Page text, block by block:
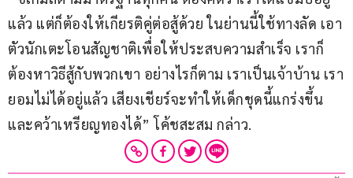
แล้ว แต่ก็ต้องให้เกียรติคู่ต่อสู้ด้วย ในย่านนี้ใช้ทางลัด เอา
ตัวนักเตะโอนสัญชาติเพื่อให้ประสบความสำเร็จ เราก็
ต้องหาวิธีสู้กับพวกเขา อย่างไรก็ตาม เราเป็นเจ้าบ้าน เรา
ยอมไม่ได้อยู่แล้ว เสียงเชียร์จะทำให้เด็กชุดนี้แกร่งขึ้น
และคว้าเหรียญทองได้” โค้ชสะสม กล่าว.